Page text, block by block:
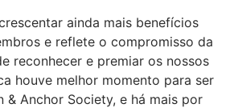
ainda mais benefícios
e reflete o compromisso da
reconhecer e premiar os nossos
houve melhor momento para ser
& Anchor Society, e há mais por